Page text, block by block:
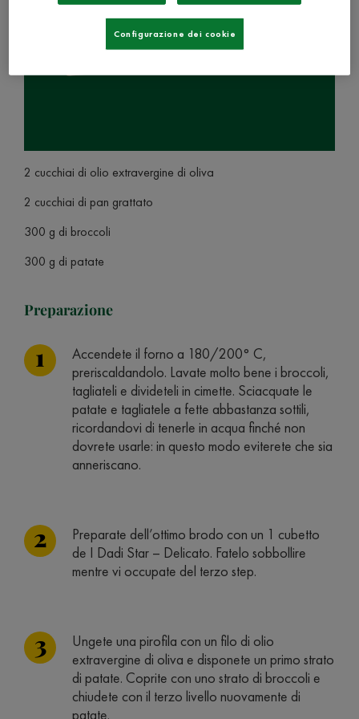
2 cucchiai di olio extravergine di oliva
2 cucchiai di pan grattato
300 g di broccoli
300 g di patate
Preparazione
Accendete il forno a 180/200° C,
preriscaldandolo. Lavate molto bene i broccoli,
tagliateli e divideteli in cimette. Sciacquate le
patate e tagliatele a fette abbastanza sottili,
ricordandovi di tenerle in acqua finché non
dovrete usarle: in questo modo eviterete che sia
anneriscano.
Preparate dell’ottimo brodo con un 1 cubetto
de I Dadi Star – Delicato. Fatelo sobbollire
mentre vi occupate del terzo step.
Ungete una pirofila con un filo di olio
extravergine di oliva e disponete un primo strato
di patate. Coprite con uno strato di broccoli e
chiudete con il terzo livello nuovamente di
patate.
Configurazione dei cookie